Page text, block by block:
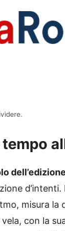
misura la
con la